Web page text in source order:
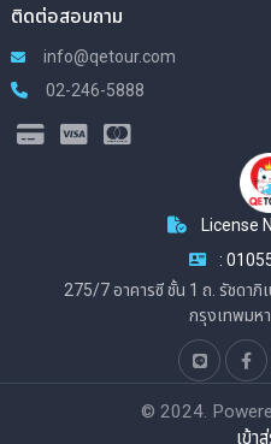
ติดต่อสอบถาม
info@qetour.com
02-246-5888
License
:
275/7 อาคารซี ชั้น 1 ถ. รัชดาภิ
กรุงเทพมห
© 2024.
เข้า